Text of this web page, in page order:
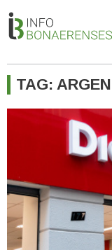
TAG: